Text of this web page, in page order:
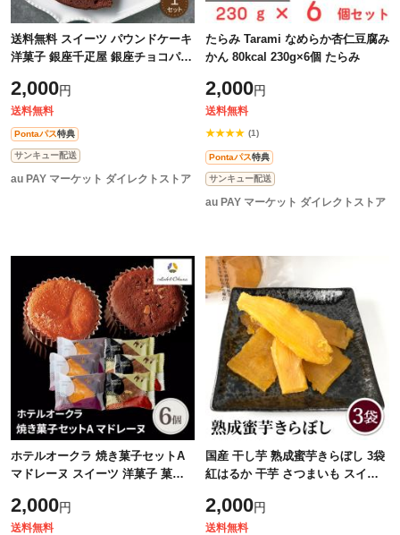
送料無料 スイーツ パウンドケーキ
洋菓子 銀座千疋屋 銀座チョコパウ
ョコ ケーキ ギフト 定番土産
2,000円
送料無料
Pontaパス特典
サンキュー配送
au PAY マーケット ダイレクトストア
たらみ Tarami なめらか杏仁豆腐み
かん 80kcal 230g×6個 たらみ
2,000円
送料無料
★★★★ (1)
Pontaパス特典
サンキュー配送
au PAY マーケット ダイレクトストア
ホテルオークラ 焼き菓子セットA
マドレーヌ スイーツ 洋菓子 菓子
ット
2,000円
送料無料
国産 干し芋 熟成蜜芋きらぼし 3袋
紅はるか 干芋 さつまいも スイー
2,000円
送料無料